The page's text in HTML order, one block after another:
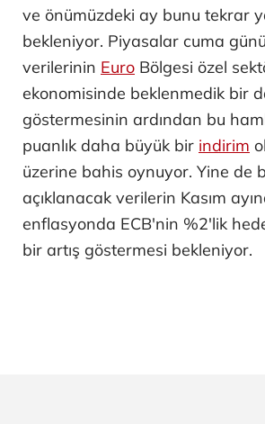
ve önümüzdeki ay bunu tekrar
bekleniyor. Piyasalar cuma
verilerinin Euro Bölgesi özel
ekonomisinde beklenmedik bir
göstermesinin ardından bu
puanlık daha büyük bir indirim
üzerine bahis oynuyor. Yine de
açıklanacak verilerin Kasım
enflasyonda ECB'nin %2'lik
bir artış göstermesi bekleniyor.